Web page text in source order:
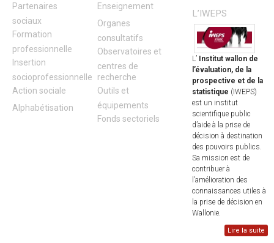
Partenaires
sociaux
Formation
professionnelle
Insertion
socioprofessionnelle
Action sociale
Alphabétisation
Enseignement
Organes
consultatifs
Observatoires et
centres de
recherche
Outils et
équipements
Fonds sectoriels
L’IWEPS
L’ Institut wallon de
l’évaluation, de la
prospective et de la
statistique (IWEPS)
est un institut
scientifique public
d’aide à la prise de
décision à destination
des pouvoirs publics.
Sa mission est de
contribuer à
l’amélioration des
connaissances utiles à
la prise de décision en
Wallonie.
Lire la suite